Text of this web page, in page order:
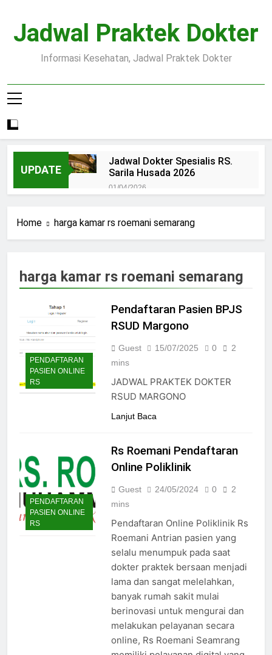
content
Jadwal Praktek Dokter
Informasi Kesehatan, Jadwal Praktek Dokter
UPDATE
Jadwal Dokter Spesialis RS.
Sarila Husada 2026
01/04/2026
15/07/2025
Pendaftaran Pasien BPJS
Jadwal Dokter RS PKU Solo:
15/07/2025
Jadwal Praktek Dokter RS
Maguan Husada Wonogiri
15/07/2025
Daftar online rs sarila
Jadwal Dokter RS. Puri Asih
Salatiga 2025
Hati Wonogiri
15/07/2025
RSUD Bung Karno
24/05/2024
Pendaftaran Pasien BPJS
RSUD Banyumas
24/05/2024
Home harga kamar rs roemani semarang
harga kamar rs roemani semarang
PENDAFTARAN
PASIEN ONLINE
RS
Pendaftaran Pasien BPJS
RSUD Margono
Guest 15/07/2025 0
2
mins
JADWAL PRAKTEK DOKTER
RSUD MARGONO
Lanjut Baca
PENDAFTARAN
PASIEN ONLINE
RS
Rs Roemani Pendaftaran
Online Poliklinik
Guest 24/05/2024 0
2
mins
Pendaftaran Online Poliklinik Rs
Roemani Antrian pasien yang
selalu menumpuk pada saat
dokter praktek bersaan menjadi
lama dan sangat melelahkan,
banyak rumah sakit mulai
berinovasi untuk mengurai dan
melakukan pelayanan secara
online, Rs Roemani Seamrang